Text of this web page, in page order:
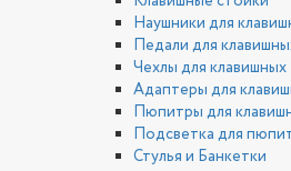
Наушники для
Педали для
Чехлы для клавишных
Адаптеры для
Пюпитры для
Подсветка для
Стулья и Банкетки